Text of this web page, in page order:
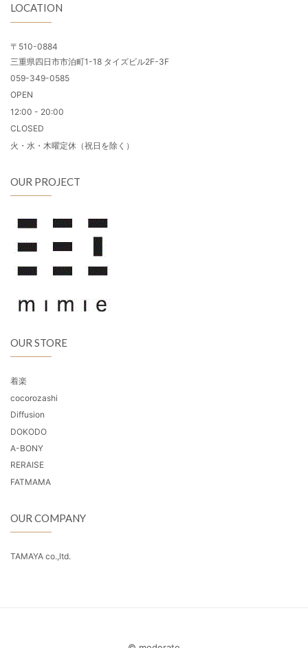
LOCATION
〒510-0884
三重県四日市市泊町1-18 タイズビル2F-3F
059-349-0585
OPEN
12:00 - 20:00
CLOSED
火・水・木曜定休（祝日を除く）
OUR PROJECT
OUR STORE
着楽
cocorozashi
Diffusion
DOKODO
A-BONY
RERAISE
FATMAMA
OUR COMPANY
TAMAYA co.,ltd.